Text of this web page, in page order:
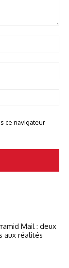
:*
:*
:
ce navigateur
Mail : deux
aux réalités